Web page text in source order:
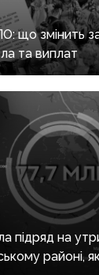
що змінить
та виплат
підряд на
районі,